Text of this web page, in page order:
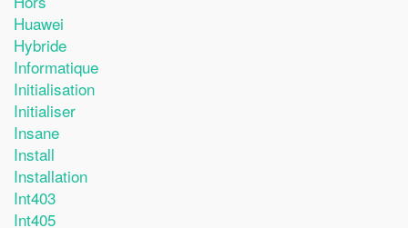
Huawei
Hybride
Informatique
Initialisation
Initialiser
Insane
Install
Installation
Int403
Int405